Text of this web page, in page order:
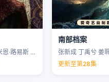
马克·里朗斯 戴米恩·路易斯 凯特·菲利普斯 托马斯·布罗迪-桑斯特 …
南部档案
更新至第28集